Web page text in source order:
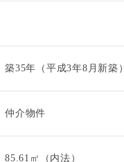
築35年（平成3年8月新築）
仲介物件
85.61㎡（内法）